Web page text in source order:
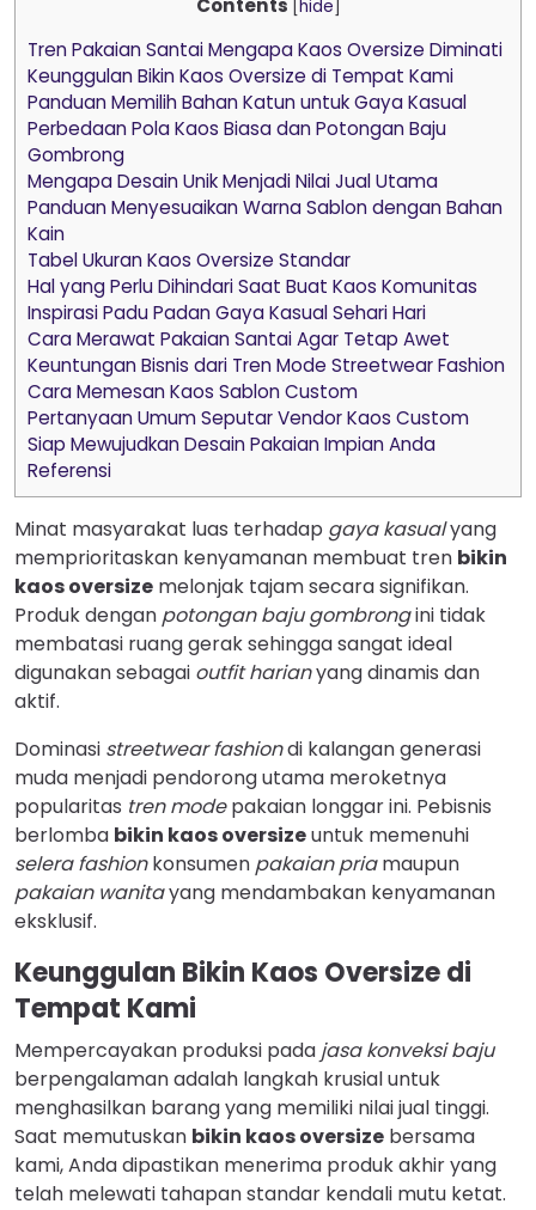
Contents [hide
Tren Pakaian Santai Mengapa Kaos Oversize Diminati
Keunggulan Bikin Kaos Oversize di Tempat Kami
Panduan Memilih Bahan Katun untuk Gaya Kasual
Perbedaan Pola Kaos Biasa dan Potongan Baju
Gombrong
Mengapa Desain Unik Menjadi Nilai Jual Utama
Panduan Menyesuaikan Warna Sablon dengan Bahan
Kain
Tabel Ukuran Kaos Oversize Standar
Hal yang Perlu Dihindari Saat Buat Kaos Komunitas
Inspirasi Padu Padan Gaya Kasual Sehari Hari
Cara Merawat Pakaian Santai Agar Tetap Awet
Keuntungan Bisnis dari Tren Mode Streetwear Fashion
Cara Memesan Kaos Sablon Custom
Pertanyaan Umum Seputar Vendor Kaos Custom
Siap Mewujudkan Desain Pakaian Impian Anda
Referensi
Minat masyarakat luas terhadap gaya kasualyang
memprioritaskan kenyamanan membuat tren bikin
kaos oversize melonjak tajam secara signifikan.
Produk dengan potongan baju gombrongini tidak
membatasi ruang gerak sehingga sangat ideal
digunakan sebagai outfit harianyang dinamis dan
aktif.
Dominasi streetwear fashiondi kalangan generasi
muda menjadi pendorong utama meroketnya
popularitas tren modepakaian longgar ini. Pebisnis
berlomba bikin kaos oversizeuntuk memenuhi
selera fashionkonsumen pakaian priamaupun
pakaian wanitayang mendambakan kenyamanan
eksklusif.
Keunggulan Bikin Kaos Oversize di
Tempat Kami
Mempercayakan produksi pada jasa konveksi baju
berpengalaman adalah langkah krusial untuk
menghasilkan barang yang memiliki nilai jual tinggi.
Saat memutuskan bikin kaos oversize bersama
kami, Anda dipastikan menerima produk akhir yang
telah melewati tahapan standar kendali mutu ketat.